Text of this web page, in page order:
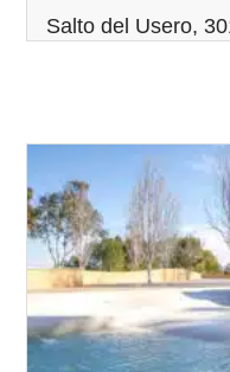
Salto del Usero,